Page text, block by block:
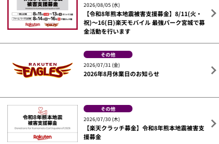
2026/08/05 (水)
【令和8年熊本地震被害支援募金】8/11(火・
祝)～16(日)楽天モバイル 最強パーク宮城で募
金活動を行います
その他
2026/07/31 (金)
2026年8月休業日のお知らせ
その他
2026/07/30 (木)
【楽天クラッチ募金】令和8年熊本地震被害支
援募金